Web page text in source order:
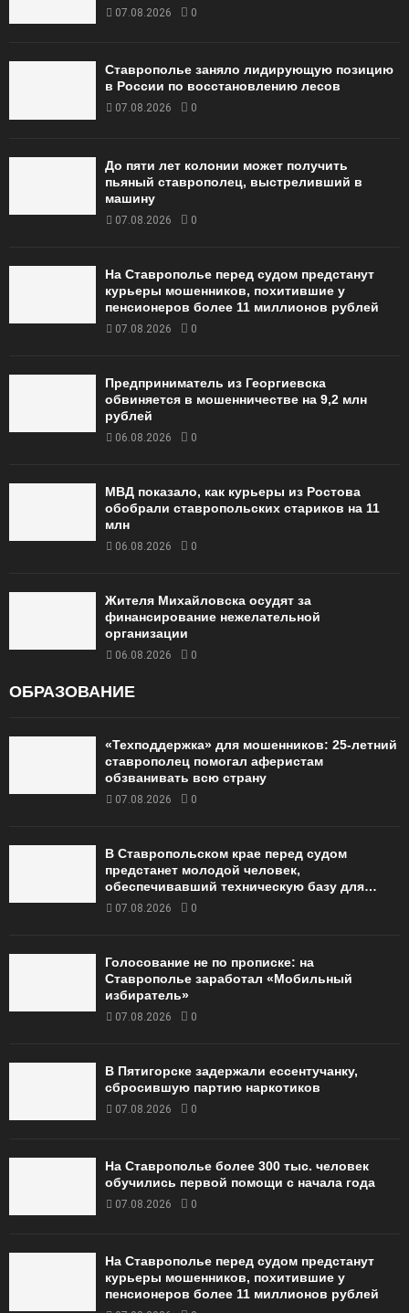
07.08.2026 0
Ставрополье заняло лидирующую позицию
в России по восстановлению лесов
07.08.2026 0
До пяти лет колонии может получить
пьяный ставрополец, выстреливший в
машину
07.08.2026 0
На Ставрополье перед судом предстанут
курьеры мошенников, похитившие у
пенсионеров более 11 миллионов рублей
07.08.2026 0
Предприниматель из Георгиевска
обвиняется в мошенничестве на 9,2 млн
рублей
06.08.2026 0
МВД показало, как курьеры из Ростова
обобрали ставропольских стариков на 11
млн
06.08.2026 0
Жителя Михайловска осудят за
финансирование нежелательной
организации
06.08.2026 0
ОБРАЗОВАНИЕ
«Техподдержка» для мошенников: 25-летний
ставрополец помогал аферистам
обзванивать всю страну
07.08.2026 0
В Ставропольском крае перед судом
предстанет молодой человек,
обеспечивавший техническую базу для…
07.08.2026 0
Голосование не по прописке: на
Ставрополье заработал «Мобильный
избиратель»
07.08.2026 0
В Пятигорске задержали ессентучанку,
сбросившую партию наркотиков
07.08.2026 0
На Ставрополье более 300 тыс. человек
обучились первой помощи с начала года
07.08.2026 0
На Ставрополье перед судом предстанут
курьеры мошенников, похитившие у
пенсионеров более 11 миллионов рублей